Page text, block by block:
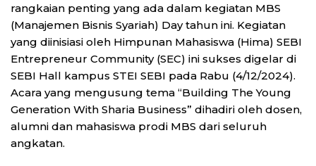
rangkaian penting yang ada dalam kegiatan MBS
(Manajemen Bisnis Syariah) Day tahun ini. Kegiatan
yang diinisiasi oleh Himpunan Mahasiswa (Hima) SEBI
Entrepreneur Community (SEC) ini sukses digelar di
SEBI Hall kampus STEI SEBI pada Rabu (4/12/2024).
Acara yang mengusung tema “Building The Young
Generation With Sharia Business” dihadiri oleh dosen,
alumni dan mahasiswa prodi MBS dari seluruh
angkatan.